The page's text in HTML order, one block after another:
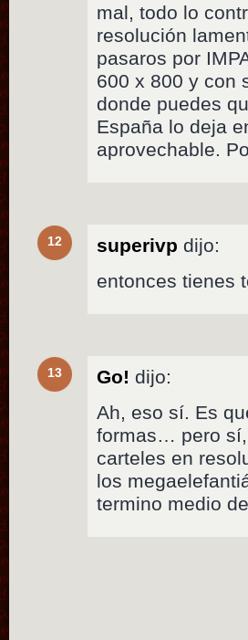
mal, todo lo
resolución
pasaros por
600 x 800 y con
donde puedes
España lo deja
aprovechable.
12 superivp dijo:
entonces tienes
13 Go! dijo:
Ah, eso sí. Es
formas… pero sí,
carteles en
los
termino medio